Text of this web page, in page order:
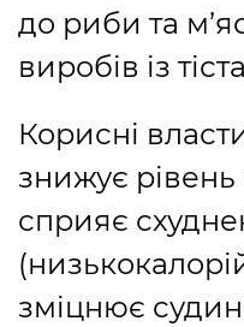
до риби та
виробів із
Корисні
знижує рівень
сприяє
зміцнює